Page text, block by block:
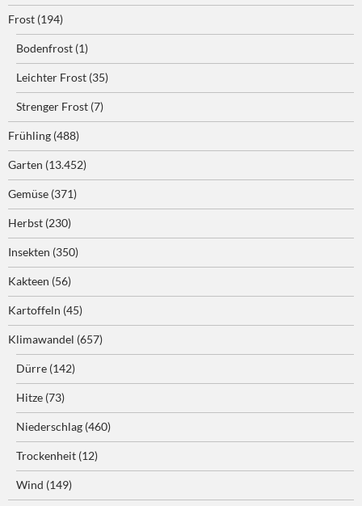
Frost (194)
Bodenfrost (1)
Leichter Frost (35)
Strenger Frost (7)
Frühling (488)
Garten (13.452)
Gemüse (371)
Herbst (230)
Insekten (350)
Kakteen (56)
Kartoffeln (45)
Klimawandel (657)
Dürre (142)
Hitze (73)
Niederschlag (460)
Trockenheit (12)
Wind (149)